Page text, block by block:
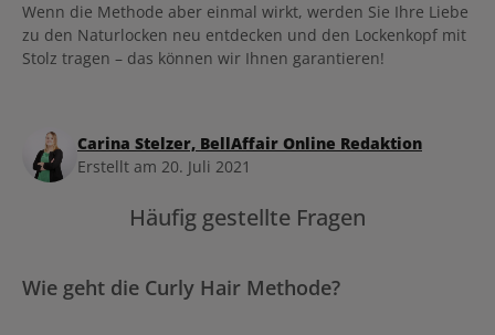
Wenn die Methode aber einmal wirkt, werden Sie Ihre Liebe
zu den Naturlocken neu entdecken und den Lockenkopf mit
Stolz tragen – das können wir Ihnen garantieren!
Carina Stelzer, BellAffair Online Redaktion
Erstellt am 20. Juli 2021
Häufig gestellte Fragen
Wie geht die Curly Hair Methode?